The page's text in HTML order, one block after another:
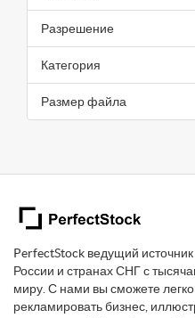
Разрешение
Категория
Размер файла
PerfectStock ведущий
России и странах СНГ с
миру. С нами вы сможете
рекламировать бизнес,